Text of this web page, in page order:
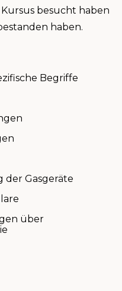
besucht haben
haben.
Begriffe
der Gasgeräte
über